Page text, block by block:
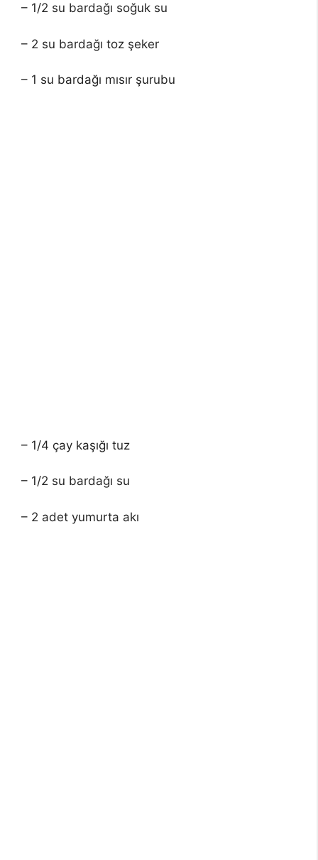
– 1/2 su bardağı soğuk su
– 2 su bardağı toz şeker
– 1 su bardağı mısır şurubu
– 1/4 çay kaşığı tuz
– 1/2 su bardağı su
– 2 adet yumurta akı